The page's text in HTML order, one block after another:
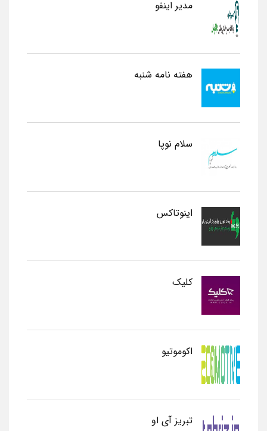
مدیر اینفو
هفته نامه شنبه
سلام نوپا
اینوتاکس
کلیک
اکوموتیو
تبریز آی او